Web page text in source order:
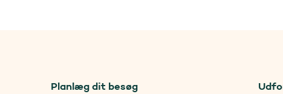
Planlæg dit besøg